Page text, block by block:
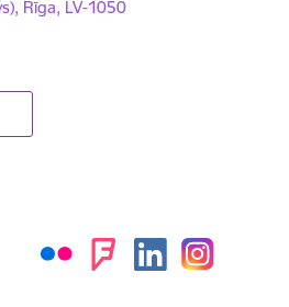
Rīga, LV-1050